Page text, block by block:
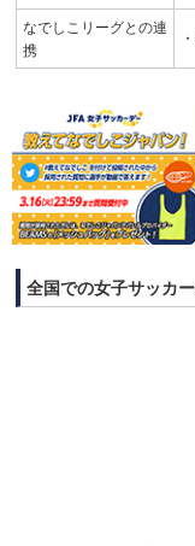
なでしこリーグとの連
携
全国での女子サッカ